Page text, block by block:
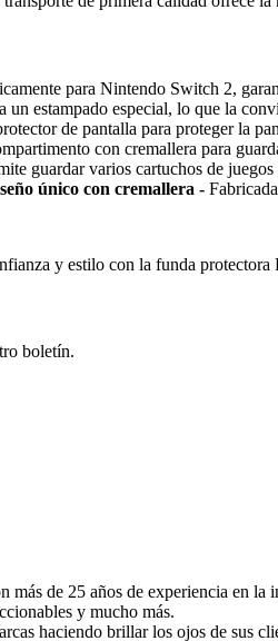
para Nintendo Switch 2,
un estampado especial, lo que la
de pantalla para proteger la
con cremallera para
guardar varios cartuchos de
único con cremallera -
y estilo con la funda
boletín.
de 25 años de experiencia en la
y mucho más.
haciendo brillar los ojos de sus